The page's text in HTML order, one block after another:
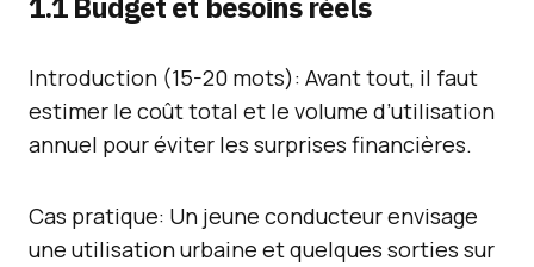
Introduction (15-20 mots): Avant tout, il faut
estimer le coût total et le volume d’utilisation
annuel pour éviter les surprises financières.
Cas pratique: Un jeune conducteur envisage
une utilisation urbaine et quelques sorties sur